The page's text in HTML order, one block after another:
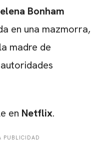
Bonham
en una mazmorra,
madre de
en Netflix.
PUBLICIDAD